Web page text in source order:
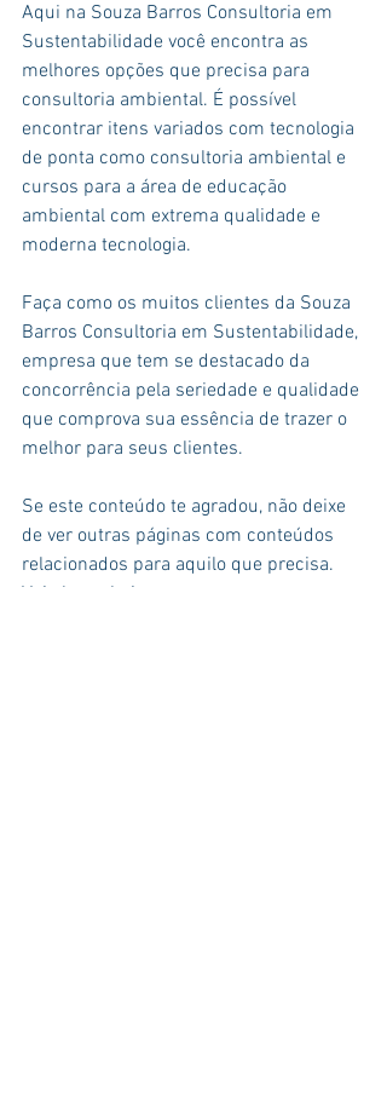
Aqui na Souza Barros Consultoria em
Sustentabilidade você encontra as
melhores opções que precisa para
consultoria ambiental. É possível
encontrar itens variados com tecnologia
de ponta como consultoria ambiental e
cursos para a área de educação
ambiental com extrema qualidade e
moderna tecnologia.
Faça como os muitos clientes da Souza
Barros Consultoria em Sustentabilidade,
empresa que tem se destacado da
concorrência pela seriedade e qualidade
que comprova sua essência de trazer o
melhor para seus clientes.
Se este conteúdo te agradou, não deixe
de ver outras páginas com conteúdos
relacionados para aquilo que precisa.
Veja logo abaixo: